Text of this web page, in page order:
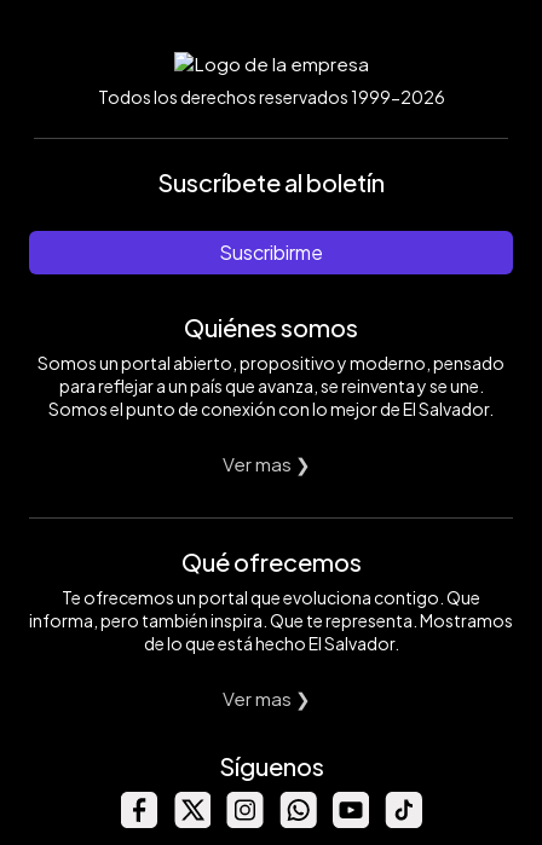
Todos los derechos reservados 1999-2026
Suscríbete al boletín
Suscribirme
Quiénes somos
Somos un portal abierto, propositivo y moderno, pensado
para reflejar a un país que avanza, se reinventa y se une.
Somos el punto de conexión con lo mejor de El Salvador.
Ver mas ❯
Qué ofrecemos
Te ofrecemos un portal que evoluciona contigo. Que
informa, pero también inspira. Que te representa. Mostramos
de lo que está hecho El Salvador.
Ver mas ❯
Síguenos